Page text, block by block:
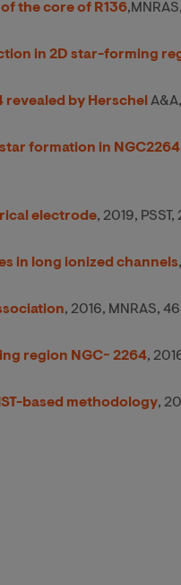
the core of R136
in 2D star-forming
revealed by Herschel
formation in NGC2264
electrode, 2019, PSST,
in long ionized channels
, 2016, MNRAS,
region NGC~ 2264,
based methodology,